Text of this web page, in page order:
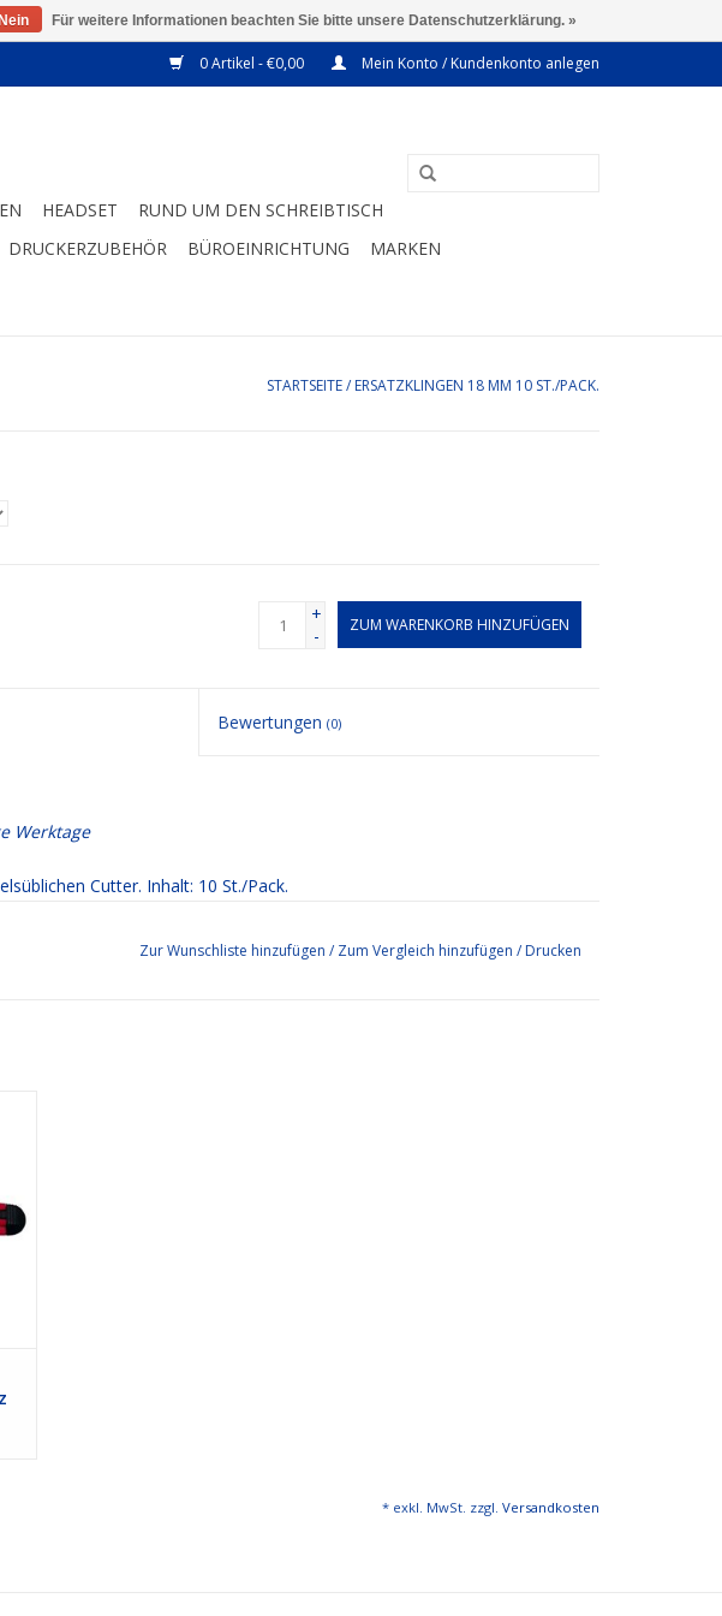
0 Artikel - €0,00 Mein Konto / Kundenkonto anlegen
HEADSET
RUND UM DEN SCHREIBTISCH
DRUCKERZUBEHÖR BÜROEINRICHTUNG MARKEN
STARTSEITE/ ERSATZKLINGEN 18 MM 10 ST./PACK.
+
-
ZUM WARENKORB HINZUFÜGEN
Bewertungen(0)
Werktage
Cutter. Inhalt: 10 St./Pack.
Zur Wunschliste hinzufügen / Zum Vergleich hinzufügen / Drucken
* exkl. MwSt. zzgl. Versandkosten
Nein Für weitere Informationen beachten Sie bitte unsere Datenschutzerklärung. »